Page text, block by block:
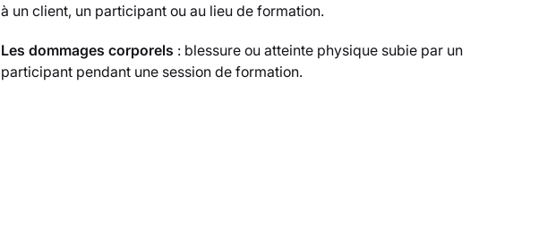
à un client, un participant ou au lieu de formation.
Les dommages corporels : blessure ou atteinte physique subie par un
participant pendant une session de formation.